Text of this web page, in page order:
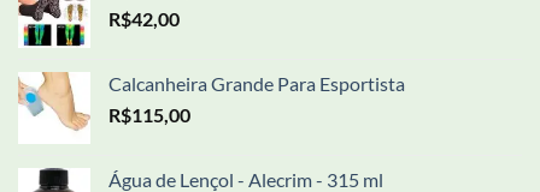
R$42,00
Calcanheira Grande Para Esportista
R$115,00
Água de Lençol - Alecrim - 315 ml